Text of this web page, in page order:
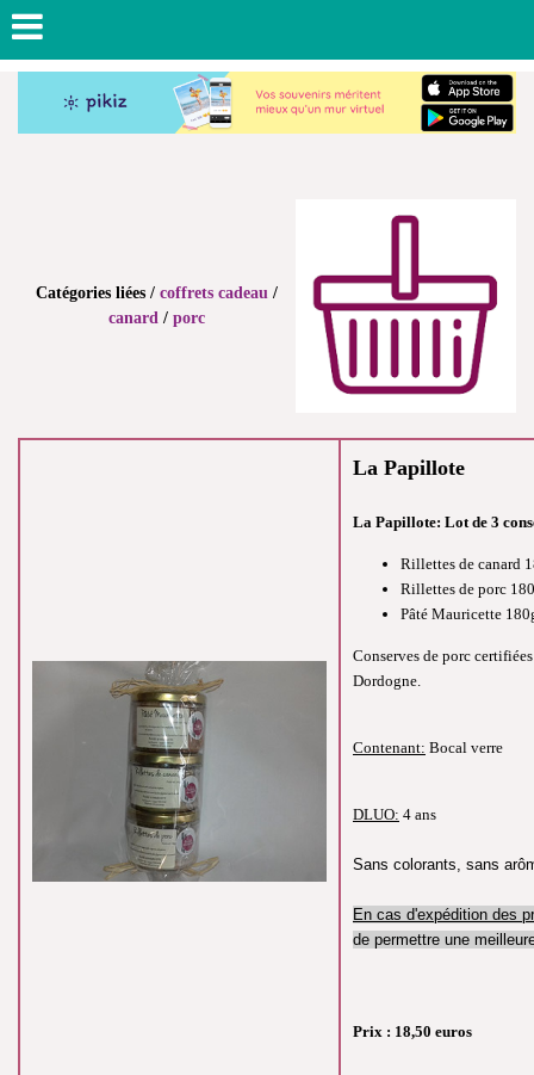
Catégories liées / coffrets cadeau /
canard / porc
La Papillote
La Papillote: Lot de 3
Rillettes de canard
Rillettes de porc
Pâté Mauricette
Conserves de porc
Dordogne.
Contenant: Bocal verre
DLUO: 4 ans
Sans colorants, sans
En cas d'expédition des
de permettre une
Prix : 18,50 euros